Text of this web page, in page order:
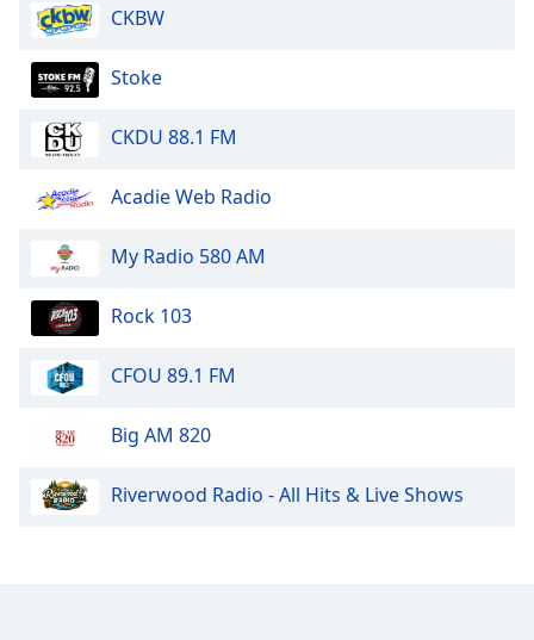
Text
Edge
Family
Done
Close
Dialog
dialog
CKBW
Stoke
CKDU 88.1 FM
Acadie Web Radio
My Radio 580 AM
Rock 103
CFOU 89.1 FM
Big AM 820
Riverwood Radio - All Hits & Live Shows